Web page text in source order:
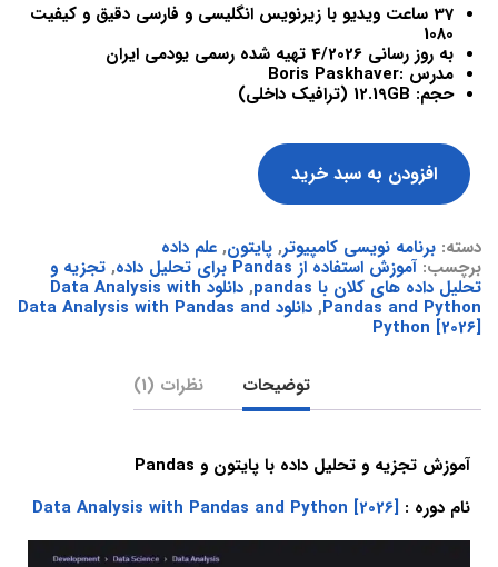
37 ساعت ویدیو با زیرنویس انگلیسی و فارسی دقیق و کیفیت
1080
به روز رسانی 4/2026 تهیه شده رسمی یودمی ایران
مدرس :Boris Paskhaver
حجم: 12.19GB (ترافیک داخلی)
افزودن به سبد خرید
دسته: برنامه نویسی کامپیوتر, پایتون, علم داده
برچسب: آموزش استفاده از Pandas برای تحلیل داده , تجزیه و
تحلیل داده های کلان با pandas , دانلود Data Analysis with
Pandas and Python
, دانلود Data Analysis with Pandas and
Python [2026]
توضیحات نظرات (1)
آموزش تجزیه و تحلیل داده با پایتون و Pandas
نام دوره : Data Analysis with Pandas and Python [2026]